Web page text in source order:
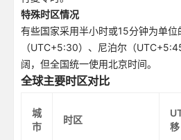
特殊时区情况
有些国家采用半小时或15分钟为单
（UTC+5:30）、尼泊尔（
阔，但全国统一使用北京时间。
全球主要时区对比
城
市
时区
移